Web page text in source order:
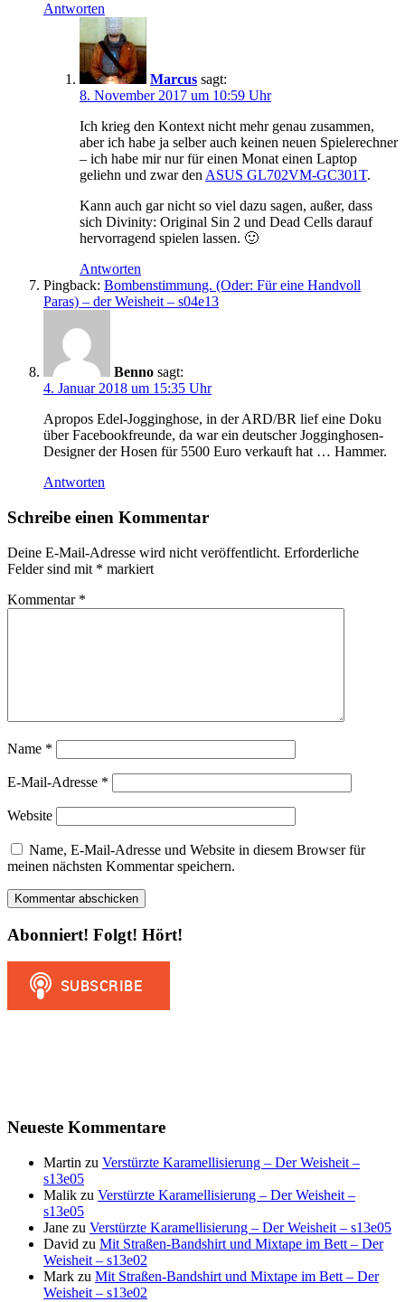
Antworten
Marcus sagt:
8. November 2017 um 10:59 Uhr
Ich krieg den Kontext nicht mehr genau zusammen,
aber ich habe ja selber auch keinen neuen Spielerechner
– ich habe mir nur für einen Monat einen Laptop
geliehn und zwar denASUS GL702VM-GC301T.
Kann auch gar nicht so viel dazu sagen, außer, dass
sich Divinity: Original Sin 2 und Dead Cells darauf
hervorragend spielen lassen. 🙂
Antworten
Pingback: Bombenstimmung. (Oder: Für eine Handvoll
Paras) – der Weisheit – s04e13
Benno sagt:
4. Januar 2018 um 15:35 Uhr
Apropos Edel-Jogginghose, in der ARD/BR lief eine Doku
über Facebookfreunde, da war ein deutscher Jogginghosen-
Designer der Hosen für 5500 Euro verkauft hat … Hammer.
Antworten
Schreibe einen Kommentar
Deine E-Mail-Adresse wird nicht veröffentlicht. Erforderliche
Felder sind mit * markiert
Kommentar *
Name *
E-Mail-Adresse *
Website
Name, E-Mail-Adresse und Website in diesem Browser für
meinen nächsten Kommentar speichern.
Abonniert! Folgt! Hört!
Neueste Kommentare
Martin zu Verstürzte Karamellisierung – Der Weisheit –
s13e05
Malik zu Verstürzte Karamellisierung – Der Weisheit –
s13e05
Jane zu Verstürzte Karamellisierung – Der Weisheit – s13e05
David zu Mit Straßen-Bandshirt und Mixtape im Bett – Der
Weisheit – s13e02
Mark zu Mit Straßen-Bandshirt und Mixtape im Bett – Der
Weisheit – s13e02